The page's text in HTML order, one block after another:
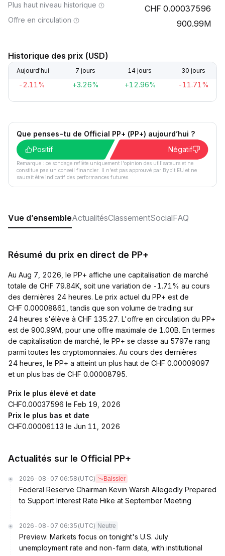
Plus haut niveau historique 0.00037596
Offre en circulation 900.99M
Historique des prix (USD)
Aujourd'hui 7 jours 14 jours 30 jours
-2.11% +3.26% +12.96% -11.71%
Que penses-tu de Official PP+ (PP+) aujourd’hui ?
Positif
Négatif
Remarque : ce sondage reflète uniquement l'opinion des utilisateurs et ne
constitue pas un conseil financier. Il n'est pas approuvé par Bybit EU et ne
saurait être indicatif des performances futures.
Vue d’ensembleActualitésClassementSocialFAQ
Résumé du prix en direct de PP+
Au Aug 7, 2026, le PP+ affiche une capitalisation de marché
totale de CHF 79.84K, soit une variation de -1.71% au cours
des dernières 24 heures. Le prix actuel du PP+ est de
CHF 0.00008861, tandis que son volume de trading sur
24 heures s'élève à CHF 135.27. L'offre en circulation du PP+
est de 900.99M, pour une offre maximale de 1.00B. En termes
de capitalisation de marché, le PP+ se classe au 5797e rang
parmi toutes les cryptomonnaies. Au cours des dernières
24 heures, le PP+ a atteint un plus haut de CHF 0.00009097
et un plus bas de CHF 0.00008795.
Prix le plus élevé et date
CHF0.00037596 le Feb 19, 2026
Prix le plus bas et date
CHF0.00006113 le Jun 11, 2026
Actualités sur le Official PP+
2026-08-07 06:58 (UTC) Baissier
Federal Reserve Chairman Kevin Warsh Allegedly Prepared
to Support Interest Rate Hike at September Meeting
2026-08-07 06:35 (UTC) Neutre
Preview: Markets focus on tonight's U.S. July
unemployment rate and non-farm data, with institutional